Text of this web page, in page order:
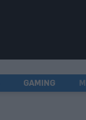
GAMING